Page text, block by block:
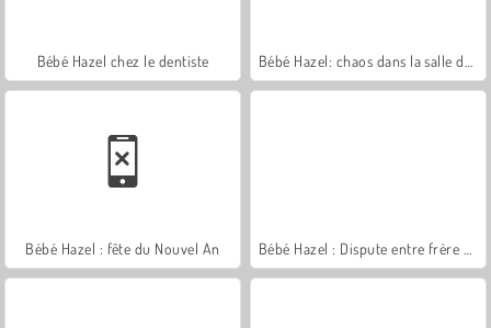
Bébé Hazel chez le dentiste
Bébé Hazel : fête du Nouvel An